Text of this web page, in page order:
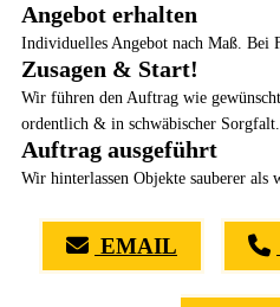
Angebot erhalten
Individuelles Angebot nach Maß. Bei
Zusagen & Start!
Wir führen den Auftrag wie
ordentlich & in schwäbischer Sorgfalt.
Auftrag ausgeführt
Wir hinterlassen Objekte sauberer als
EMAIL